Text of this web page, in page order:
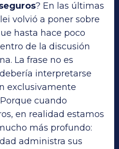
? En las últimas
volvió a poner sobre
hasta hace poco
de la discusión
La frase no es
interpretarse
exclusivamente
cuando
en realidad estamos
más profundo:
administra sus